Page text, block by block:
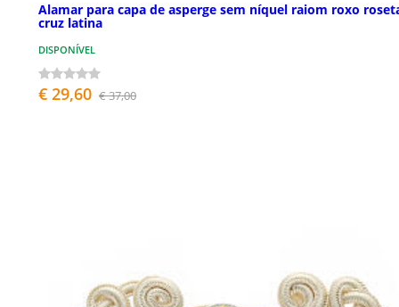
Alamar para capa de asperge sem níquel raiom roxo
cruz latina
DISPONÍVEL
€ 29,60 € 37,00